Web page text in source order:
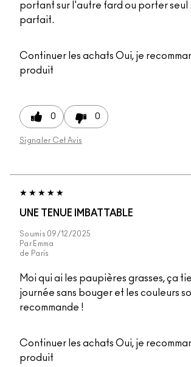
portant sur l'autre fard ou porter seul
parfait.
Continuer les achats Oui, je
produit
0 0
Signaler Cet Avis
UNE TENUE IMBATTABLE
Soumis 09/12/2025
Par Emma
de Paris
Moi qui ai les paupières grasses, ça
journée sans bouger et les couleurs
recommande !
Continuer les achats Oui, je
produit